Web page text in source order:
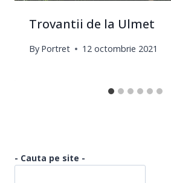
Trovantii de la Ulmet
By Portret 12 octombrie 2021
- Cauta pe site -